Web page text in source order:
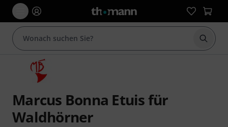
Suche
Marcus Bonna Etuis für
Waldhörner